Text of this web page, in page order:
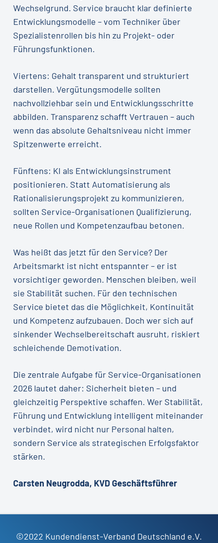
Wechselgrund. Service braucht klar definierte
Entwicklungsmodelle – vom Techniker über
Spezialistenrollen bis hin zu Projekt- oder
Führungsfunktionen.
Viertens: Gehalt transparent und strukturiert
darstellen. Vergütungsmodelle sollten
nachvollziehbar sein und Entwicklungsschritte
abbilden. Transparenz schafft Vertrauen – auch
wenn das absolute Gehaltsniveau nicht immer
Spitzenwerte erreicht.
Fünftens: KI als Entwicklungsinstrument
positionieren. Statt Automatisierung als
Rationalisierungsprojekt zu kommunizieren,
sollten Service-Organisationen Qualifizierung,
neue Rollen und Kompetenzaufbau betonen.
Was heißt das jetzt für den Service? Der
Arbeitsmarkt ist nicht entspannter – er ist
vorsichtiger geworden. Menschen bleiben, weil
sie Stabilität suchen. Für den technischen
Service bietet das die Möglichkeit, Kontinuität
und Kompetenz aufzubauen. Doch wer sich auf
sinkender Wechselbereitschaft ausruht, riskiert
schleichende Demotivation.
Die zentrale Aufgabe für Service-Organisationen
2026 lautet daher: Sicherheit bieten – und
gleichzeitig Perspektive schaffen. Wer Stabilität,
Führung und Entwicklung intelligent miteinander
verbindet, wird nicht nur Personal halten,
sondern Service als strategischen Erfolgsfaktor
stärken.
Carsten Neugrodda, KVD Geschäftsführer
©2022 Kundendienst-Verband Deutschland e.V.